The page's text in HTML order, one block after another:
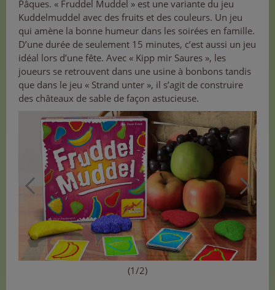
Pâques. « Fruddel Muddel » est une variante du jeu
Kuddelmuddel avec des fruits et des couleurs. Un jeu
qui amène la bonne humeur dans les soirées en famille.
D’une durée de seulement 15 minutes, c’est aussi un jeu
idéal lors d’une fête. Avec « Kipp mir Saures », les
joueurs se retrouvent dans une usine à bonbons tandis
que dans le jeu « Strand unter », il s’agit de construire
des châteaux de sable de façon astucieuse.
(1/2)